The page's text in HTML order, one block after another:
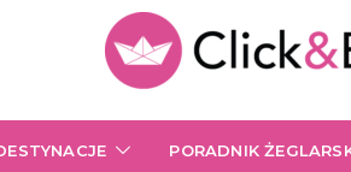
PORADNIK